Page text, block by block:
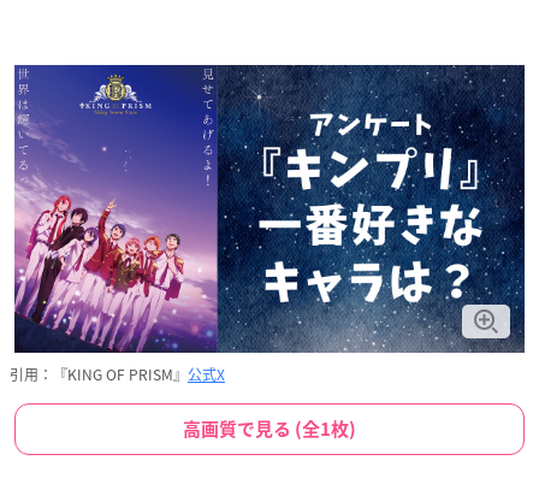
引用：『KING OF PRISM』 公式X
高画質で見る (全1枚)